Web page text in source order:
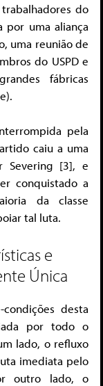
do
por uma aliança
uma reunião de
do USPD e
fábricas
pela
caiu a uma
Severing [3], e
conquistado a
da classe
tal luta.
e
Única
desta
por todo o
lado, o refluxo
imediata pelo
outro lado, o